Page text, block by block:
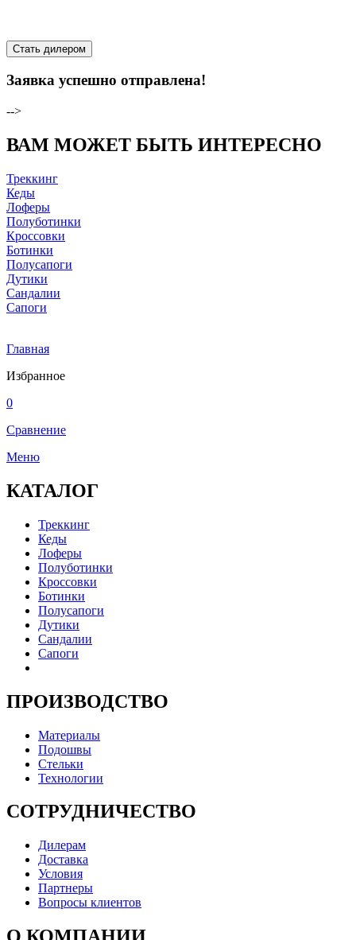
Стать дилером
Заявка успешно отправлена!
-->
ВАМ МОЖЕТ БЫТЬ ИНТЕРЕСНО
Треккинг
Кеды
Лоферы
Полуботинки
Кроссовки
Ботинки
Полусапоги
Дутики
Сандалии
Сапоги
Главная
Избранное
0
Сравнение
Меню
КАТАЛОГ
Треккинг
Кеды
Лоферы
Полуботинки
Кроссовки
Ботинки
Полусапоги
Дутики
Сандалии
Сапоги
ПРОИЗВОДСТВО
Материалы
Подошвы
Стельки
Технологии
СОТРУДНИЧЕСТВО
Дилерам
Доставка
Условия
Партнеры
Вопросы клиентов